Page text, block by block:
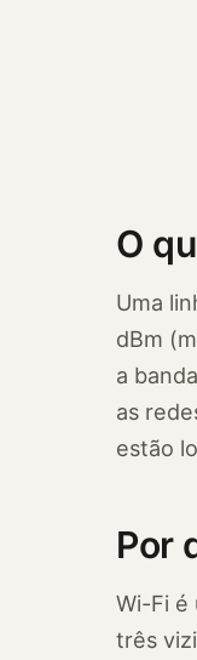
O
Uma
dBm
a
as
estão
Por
Wi-Fi é
três